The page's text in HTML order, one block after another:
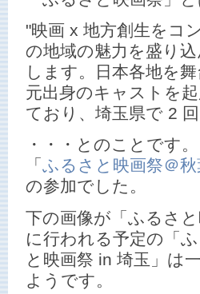
"映画 x 地方創生をコ
の地域の魅力を盛り
します。日本各地を
元出身のキャストを
ており、埼玉県で 2
・・・とのことです
「 ふるさと映画祭＠秋
の参加でした。
下の画像が「ふるさ
に行われる予定の「
と映画祭 in 埼玉」は
ようです。